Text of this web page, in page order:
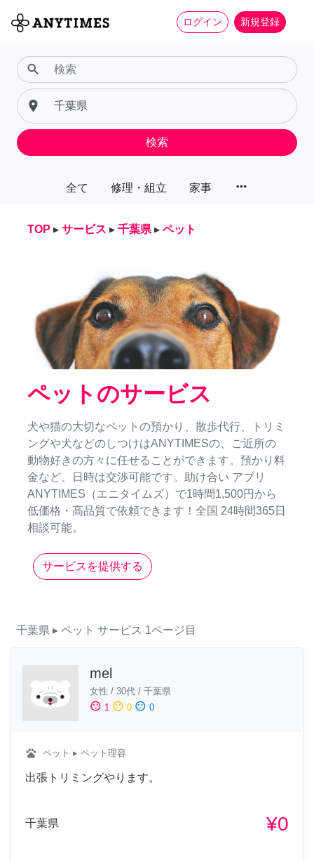
ログイン 新規登録
全て 修理・組立 家事 more_horiz
search
place
検索
TOP ▸ サービス ▸ 千葉県 ▸ ペット
ペットのサービス
犬や猫の大切なペットの預かり、散歩代行、トリミ
ングや犬などのしつけはANYTIMESの、ご近所の
動物好きの方々に任せることができます。預かり料
金など、日時は交渉可能です。助け合い アプリ
ANYTIMES（エニタイムズ）で1時間1,500円から
低価格・高品質で依頼できます！全国 24時間365日
相談可能。
サービスを提供する
千葉県 ▸ ペット サービス 1ページ目
mel
女性 / 30代 / 千葉県
sentiment_satisfied 1 sentiment_neutral 0 sentiment_dissatisfied 0
pets ペット ▸ ペット理容
出張トリミングやります。
千葉県 ¥0